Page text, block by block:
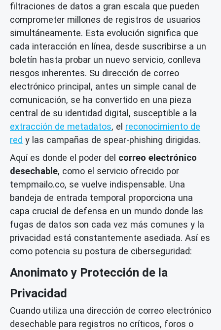
filtraciones de datos a gran escala que pueden
comprometer millones de registros de usuarios
simultáneamente. Esta evolución significa que
cada interacción en línea, desde suscribirse a un
boletín hasta probar un nuevo servicio, conlleva
riesgos inherentes. Su dirección de correo
electrónico principal, antes un simple canal de
comunicación, se ha convertido en una pieza
central de su identidad digital, susceptible a la
extracción de metadatos, el reconocimiento de
red y las campañas de spear-phishing dirigidas.
Aquí es donde el poder del correo electrónico
desechable, como el servicio ofrecido por
tempmailo.co, se vuelve indispensable. Una
bandeja de entrada temporal proporciona una
capa crucial de defensa en un mundo donde las
fugas de datos son cada vez más comunes y la
privacidad está constantemente asediada. Así es
como potencia su postura de ciberseguridad:
Anonimato y Protección de la
Privacidad
Cuando utiliza una dirección de correo electrónico
desechable para registros no críticos, foros o